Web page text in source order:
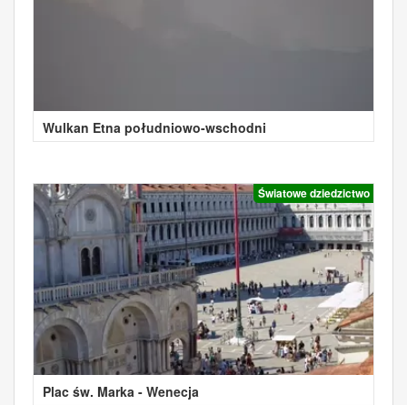
Wulkan Etna południowo-wschodni
Światowe dziedzictwo
Plac św. Marka - Wenecja